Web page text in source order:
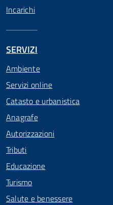
Incarichi
SERVIZI
Ambiente
Servizi online
Catasto e urbanistica
Anagrafe
Autorizzazioni
Tributi
Educazione
Turismo
Salute e benessere